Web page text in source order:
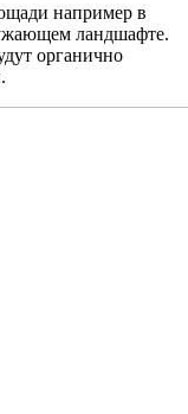
например в
ландшафте.
органично